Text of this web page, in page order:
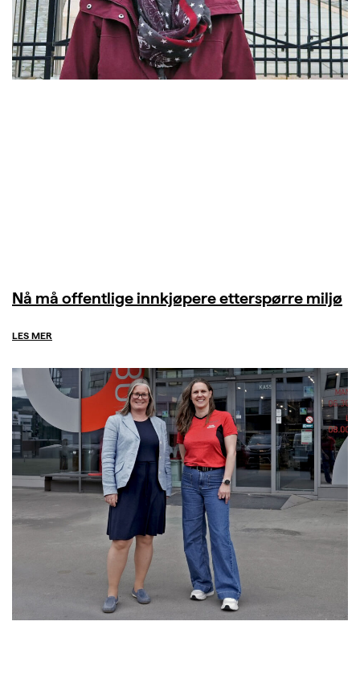
Nå må offentlige innkjøpere etterspørre miljø
LES MER